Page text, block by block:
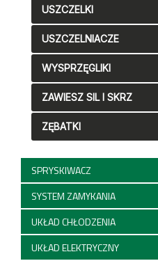
USZCZELKI
USZCZELNIACZE
WYSPRZĘGLIKI
ZAWIESZ SIL I SKRZ
ZĘBATKI
SPRYSKIWACZ
SYSTEM ZAMYKANIA
UKŁAD CHŁODZENIA
UKŁAD ELEKTRYCZNY